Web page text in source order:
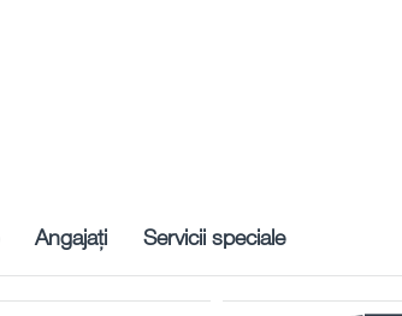
Angajați Servicii speciale